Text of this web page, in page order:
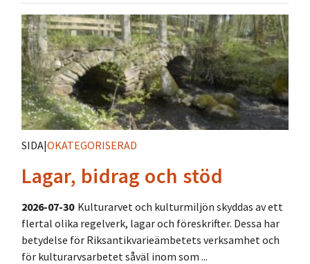
SIDA|OKATEGORISERAD
Lagar, bidrag och stöd
2026-07-30 Kulturarvet och kulturmiljön skyddas av ett
flertal olika regelverk, lagar och föreskrifter. Dessa har
betydelse för Riksantikvarieämbetets verksamhet och
för kulturarvsarbetet såväl inom som ...